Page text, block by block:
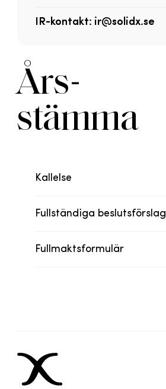
IR-kontakt: ir@solidx.se
Års-
stämma
Kallelse
Fullständiga beslutsförslag
Fullmaktsformulär